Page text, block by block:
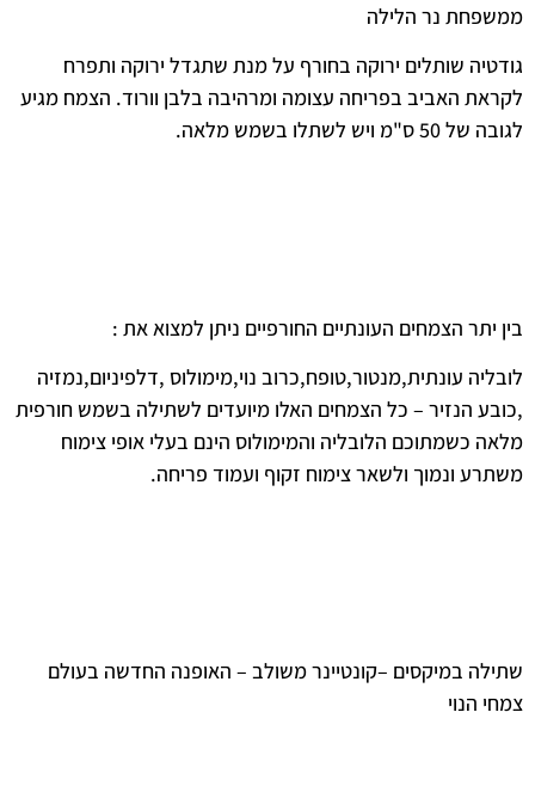
ממשפחת נר הלילה
גודטיה שותלים ירוקה בחורף על מנת שתגדל ירוקה ותפרח
לקראת האביב בפריחה עצומה ומרהיבה בלבן וורוד. הצמח מגיע
לגובה של 50 ס"מ ויש לשתלו בשמש מלאה.
בין יתר הצמחים העונתיים החורפיים ניתן למצוא את :
לובליה עונתית,מנטור,טופח,כרוב נוי,מימולוס ,דלפיניום,נמזיה
,כובע הנזיר – כל הצמחים האלו מיועדים לשתילה בשמש חורפית
מלאה כשמתוכם הלובליה והמימולוס הינם בעלי אופי צימוח
משתרע ונמוך ולשאר צימוח זקוף ועמוד פריחה.
שתילה במיקסים –קונטיינר משולב – האופנה החדשה בעולם
צמחי הנוי